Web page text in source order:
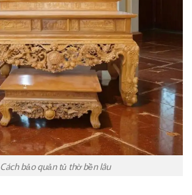
Cách bảo quản tủ thờ bền lâu